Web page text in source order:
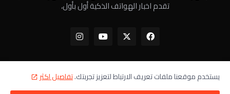
تقدم اخبار الهواتف الذكية أول بأول،
الرئيسية معلومات عنا سياسة الخصوصية اتصل بنا
يستخدم موقعنا ملفات تعريف الارتباط لتعزيز تجربتك.تفاصيل اكثر